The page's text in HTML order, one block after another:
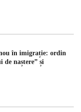
în imigrație: ordin
de naștere” și